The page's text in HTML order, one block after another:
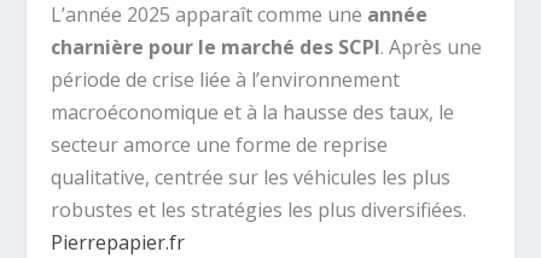
L’année 2025 apparaît comme une année
charnière pour le marché des SCPI. Après une
période de crise liée à l’environnement
macroéconomique et à la hausse des taux, le
secteur amorce une forme de reprise
qualitative, centrée sur les véhicules les plus
robustes et les stratégies les plus diversifiées.
Pierrepapier.fr